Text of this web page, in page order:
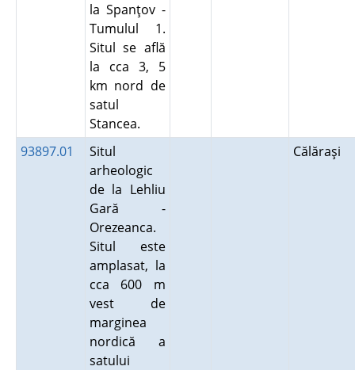
la Spanţov -
Tumulul 1.
Situl se află
la cca 3, 5
km nord de
satul
Stancea.
93897.01
Situl
arheologic
de la Lehliu
Gară -
Orezeanca.
Situl este
amplasat, la
cca 600 m
vest de
marginea
nordică a
satului
Călăraşi